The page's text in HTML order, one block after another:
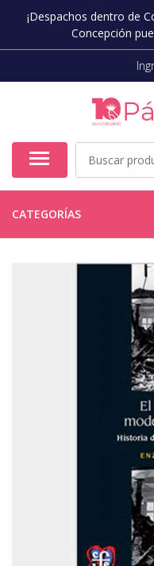
¡Despachos dentro de
Concepción
CATEGORÍAS